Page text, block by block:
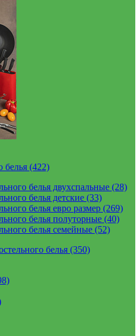
белья (422)
белья двухспальные (28)
белья детские (33)
белья евро размер (269)
белья полуторные (40)
белья семейные (52)
белья (350)